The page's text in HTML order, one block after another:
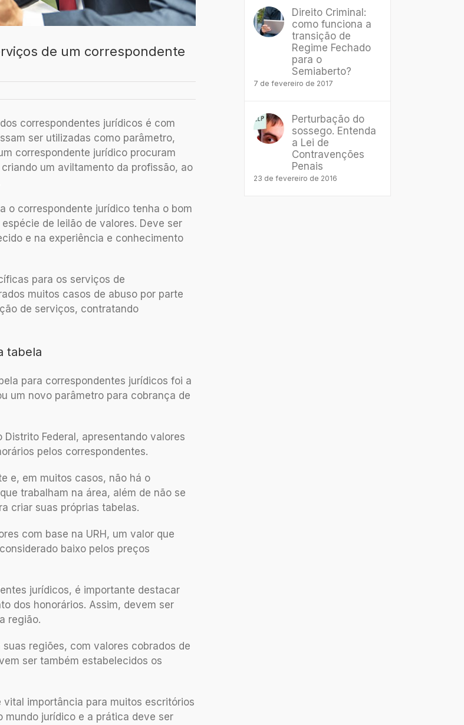
de um correspondente
correspondentes jurídicos é com
ser utilizadas como parâmetro,
correspondente jurídico procuram
um aviltamento da profissão, ao
o correspondente jurídico tenha o bom
de leilão de valores. Deve ser
e na experiência e conhecimento
para os serviços de
muitos casos de abuso por parte
de serviços, contratando
tabela
para correspondentes jurídicos foi a
um novo parâmetro para cobrança de
Federal, apresentando valores
pelos correspondentes.
e, em muitos casos, não há o
trabalham na área, além de não se
criar suas próprias tabelas.
com base na URH, um valor que
baixo pelos preços
jurídicos, é importante destacar
dos honorários. Assim, devem ser
região.
regiões, com valores cobrados de
ser também estabelecidos os
importância para muitos escritórios
jurídico e a prática deve ser
Direito Criminal:
como funciona a
transição de
Regime Fechado
para o
Semiaberto?
7 de fevereiro de 2017
Perturbação do
sossego. Entenda
a Lei de
Contravenções
Penais
23 de fevereiro de 2016